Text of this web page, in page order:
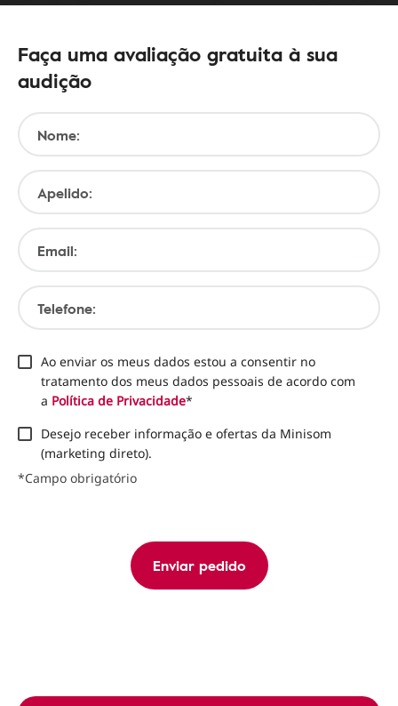
Faça uma avaliação gratuita à sua
audição
Nome:
Apelido:
Email:
Telefone:
Ao enviar os meus dados estou a consentir no
tratamento dos meus dados pessoais de acordo com
a Política de Privacidade*
Desejo receber informação e ofertas da Minisom
(marketing direto).
*Campo obrigatório
Enviar pedido